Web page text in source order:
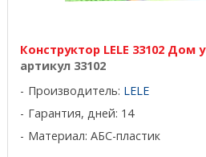
Конструктор LELE 33102 Дом
артикул 33102
Производитель: LELE
Гарантия, дней: 14
Материал: АБС-пластик